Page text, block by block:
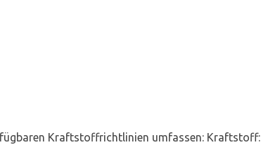
Kraftstoffrichtlinien umfassen: Kraftstoff: